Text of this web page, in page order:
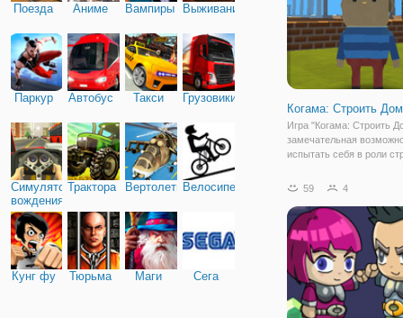
Поезда Аниме Вампиры Выживание
Паркур Автобус Такси Грузовики
Симулятор
вождения
Трактора ВертолетыВелосипед
Кунг фу Тюрьма Маги Сега
Когама: Строить
Игра "Когама: Строить
замечательная
испытать себя в роли
страну построек. Вы
персонажем Когама,
может бегать, прыгать и
59 4